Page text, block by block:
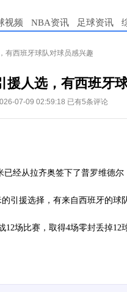
视频 NBA资讯 足球资讯
有西班牙球队对球员感兴趣
援人选，有西班牙
07-09 02:59:18 已有5条评论
经从拉齐奥签下了普罗维德尔
引援选择，有来自西班牙的球
场比赛，取得4场零封丢掉12